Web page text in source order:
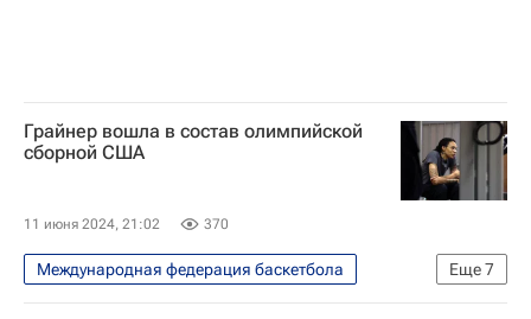
Грайнер вошла в состав олимпийской
сборной США
11 июня 2024, 21:02 370
Еще7
Международная федерация баскетбола
Баскетбол
Спорт
США